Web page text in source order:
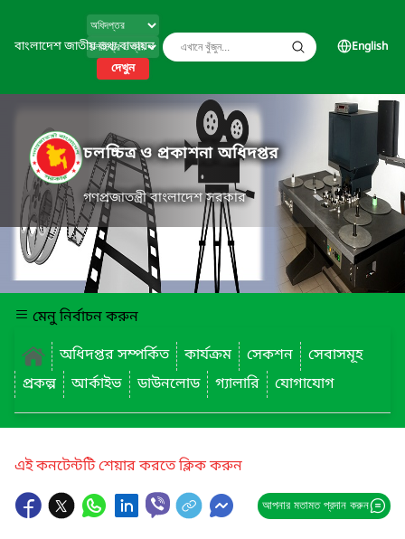
বাংলাদেশ জাতীয় তথ্য বাতায়ন
দেখুন
English
চলচ্চিত্র ও প্রকাশনা অধিদপ্তর
গণপ্রজাতন্ত্রী বাংলাদেশ সরকার
মেনু নির্বাচন করুন
অধিদপ্তর সম্পর্কিত
কার্যক্রম সেকশন
সেবাসমূহ
প্রকল্প
আর্কাইভ ডাউনলোড গ্যালারি যোগাযোগ
এই কনটেন্টটি শেয়ার করতে ক্লিক করুন
আপনার মতামত প্রদান করুন